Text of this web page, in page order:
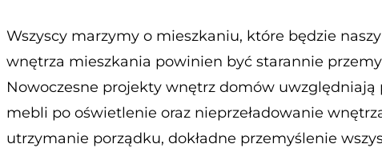
Wszyscy marzymy o mieszkaniu, które będzie
wnętrza mieszkania powinien być starannie
Nowoczesne projekty wnętrz domów
mebli po oświetlenie oraz nieprzeładowanie
utrzymanie porządku, dokładne przemyślenie